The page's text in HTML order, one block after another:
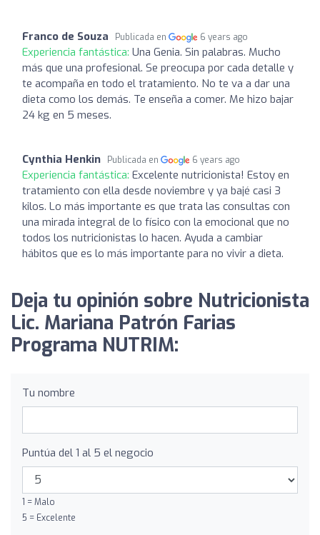
Franco de Souza Publicada en 6 years ago
Experiencia fantástica: Una Genia. Sin palabras. Mucho
más que una profesional. Se preocupa por cada detalle y
te acompaña en todo el tratamiento. No te va a dar una
dieta como los demás. Te enseña a comer. Me hizo bajar
24 kg en 5 meses.
Cynthia Henkin Publicada en 6 years ago
Experiencia fantástica: Excelente nutricionista! Estoy en
tratamiento con ella desde noviembre y ya bajé casi 3
kilos. Lo más importante es que trata las consultas con
una mirada integral de lo físico con la emocional que no
todos los nutricionistas lo hacen. Ayuda a cambiar
hábitos que es lo más importante para no vivir a dieta.
Deja tu opinión sobre Nutricionista
Lic. Mariana Patrón Farias
Programa NUTRIM:
Tu nombre
Puntúa del 1 al 5 el negocio
1 = Malo
5 = Excelente